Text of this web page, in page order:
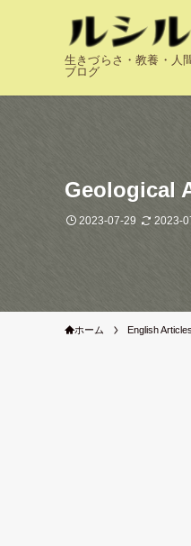
生きづらさ・教養・人
ブログ
Geological
2023-07-29 2023-
ホーム English Articles